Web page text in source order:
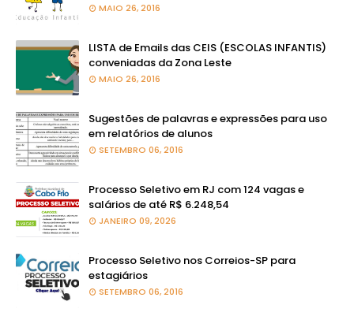
MAIO 26, 2016
LISTA de Emails das CEIS (ESCOLAS INFANTIS)
conveniadas da Zona Leste
MAIO 26, 2016
Sugestões de palavras e expressões para uso
em relatórios de alunos
SETEMBRO 06, 2016
Processo Seletivo em RJ com 124 vagas e
salários de até R$ 6.248,54
JANEIRO 09, 2026
Processo Seletivo nos Correios-SP para
estagiários
SETEMBRO 06, 2016